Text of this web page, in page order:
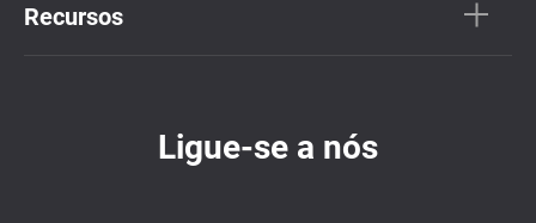
Recursos
Ligue-se a nós